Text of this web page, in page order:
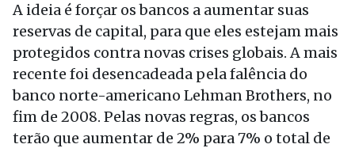
A ideia é forçar os bancos a aumentar suas
reservas de capital, para que eles estejam mais
protegidos contra novas crises globais. A mais
recente foi desencadeada pela falência do
banco norte-americano Lehman Brothers, no
fim de 2008. Pelas novas regras, os bancos
terão que aumentar de 2% para 7% o total de